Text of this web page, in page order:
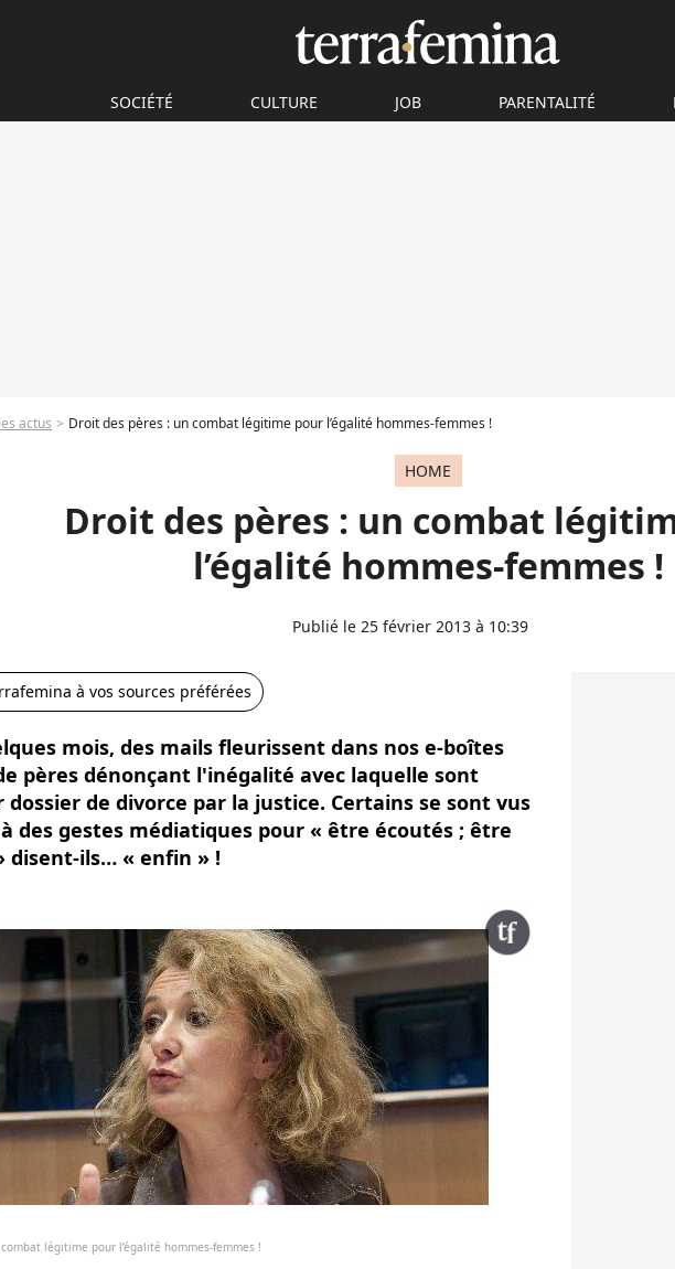
SOCIÉTÉ CULTURE JOB PARENTALITÉ
actus Droit des pères : un combat légitime pour l’égalité hommes-femmes !
HOME
Droit des pères : un combat
l’égalité hommes-femmes !
Publié le 25 février 2013 à 10:39
à vos sources préférées
mois, des mails fleurissent dans nos e-boîtes
pères dénonçant l'inégalité avec laquelle sont
de divorce par la justice. Certains se sont vus
des gestes médiatiques pour « être écoutés ; être
disent-ils… « enfin » !
légitime pour l’égalité hommes-femmes !